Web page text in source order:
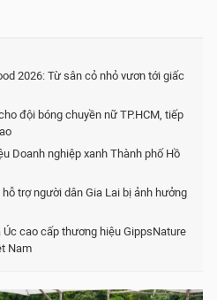
2026: Từ sân cỏ nhỏ vươn tới giấc
đội bóng chuyền nữ TP.HCM, tiếp
Doanh nghiệp xanh Thành phố Hồ
trợ người dân Gia Lai bị ảnh hưởng
cao cấp thương hiệu GippsNature
Nam